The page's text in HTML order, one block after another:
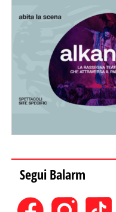
Segui Balarm